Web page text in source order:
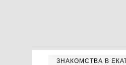
ЗНАКОМСТВА В